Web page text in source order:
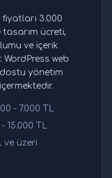
fiyatları 3.000
tasarım ücreti,
ve içerik
web
yönetim
- 7.000 TL
15.000 TL
ve üzeri